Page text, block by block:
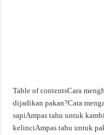
Table of contentsCara
dijadikan pakan?Cara
sapiAmpas tahu untuk
kelinciAmpas tahu untuk